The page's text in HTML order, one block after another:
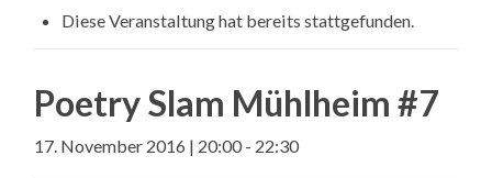
Diese Veranstaltung hat bereits stattgefunden.
Poetry Slam Mühlheim #7
17. November 2016 | 20:00 - 22:30